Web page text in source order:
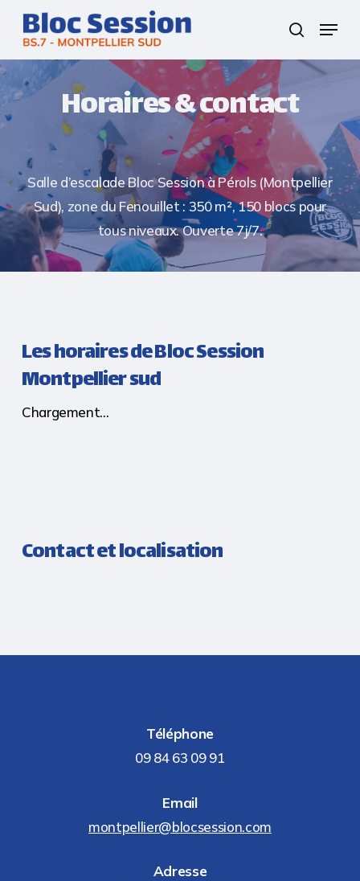
Skip
main
content
search
Menu
Horaires & contact
Salle d’escalade Bloc Session à Pérols (Montpellier
Sud), zone du Fenouillet : 350 m², 150 blocs pour
tous niveaux. Ouverte 7j/7.
Les horaires de Bloc Session
Montpellier sud
Chargement...
Contact et localisation
Téléphone
09 84 63 09 91
Email
montpellier@blocsession.com
Adresse
Menu